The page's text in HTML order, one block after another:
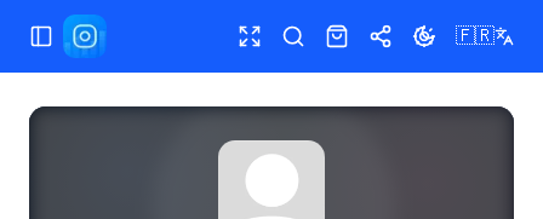
Ouvrir/fermer le menu Plein écranRechercher
BoutiquePartagerChanger le
🇫🇷
Statistiques Instagram en direct et analyse des abonnés